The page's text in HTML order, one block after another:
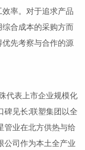
率。对于追求产品
合成本的采购方而
先考察与合作的源
表上市企业规模化
碑见长;联塑集团以全
管业在北方供热与给
公司作为本土全产业